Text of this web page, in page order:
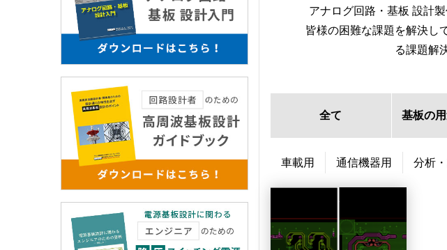
アナログ回路・基板 設計
皆様の困難な課題を解決し
る課題解
全て 基板の
車載用 通信機器用 分析